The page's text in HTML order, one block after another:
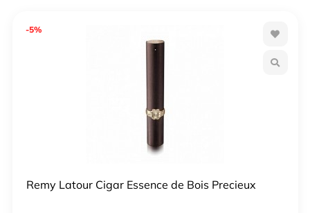
-5%
Remy Latour Cigar Essence de Bois Precieux